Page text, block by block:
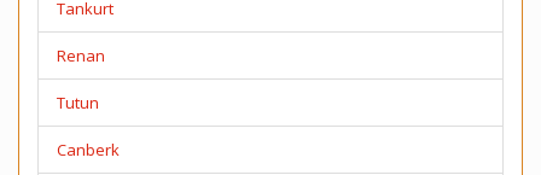
Tankurt
Renan
Tutun
Canberk